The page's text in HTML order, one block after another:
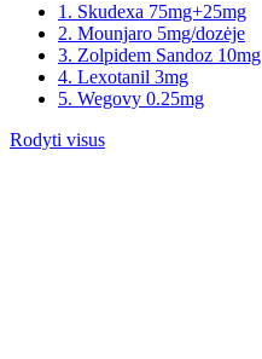
1. Skudexa 75mg+25mg
2. Mounjaro 5mg/dozėje
3. Zolpidem Sandoz 10mg
4. Lexotanil 3mg
5. Wegovy 0.25mg
Rodyti visus